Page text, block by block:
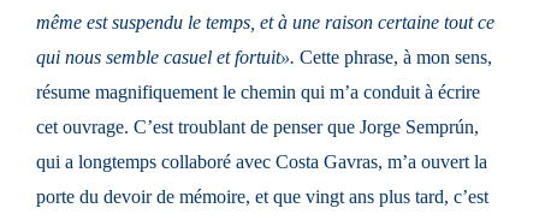
même est suspendu le temps, et à une raison certaine tout ce
qui nous semble casuel et fortuit». Cette phrase, à mon sens,
résume magnifiquement le chemin qui m’a conduit à écrire
cet ouvrage. C’est troublant de penser que Jorge Semprún,
qui a longtemps collaboré avec Costa Gavras, m’a ouvert la
porte du devoir de mémoire, et que vingt ans plus tard, c’est